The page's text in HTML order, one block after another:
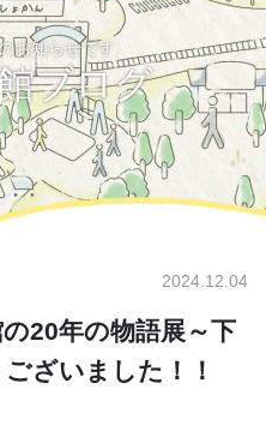
お知らせです
ブログ
2024.12.04
20年の物語展～下
ざいました！！